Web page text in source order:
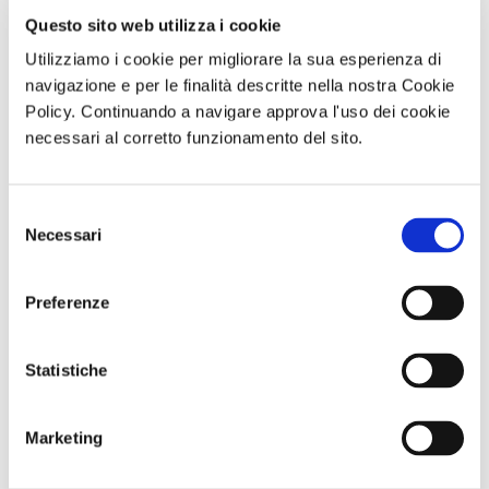
Questo sito web utilizza i cookie
Utilizziamo i cookie per migliorare la sua esperienza di
navigazione e per le finalità descritte nella nostra Cookie
Policy. Continuando a navigare approva l'uso dei cookie
necessari al corretto funzionamento del sito.
delNecessari
Preferenze
Statistiche
Marketing
Visita guidata
Settembre 2026
Comunicato n. 95
Napoli 03, Agosto
Visita guidata
Giornata in
DI MARIO
Sabato 12
Settembre 2026
Comunicato n. 96
Napoli, 03 Agosto
potrebbero interessarti